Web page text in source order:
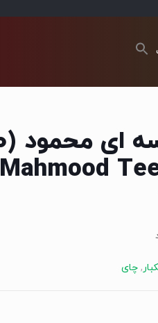
Mahmood
, چای